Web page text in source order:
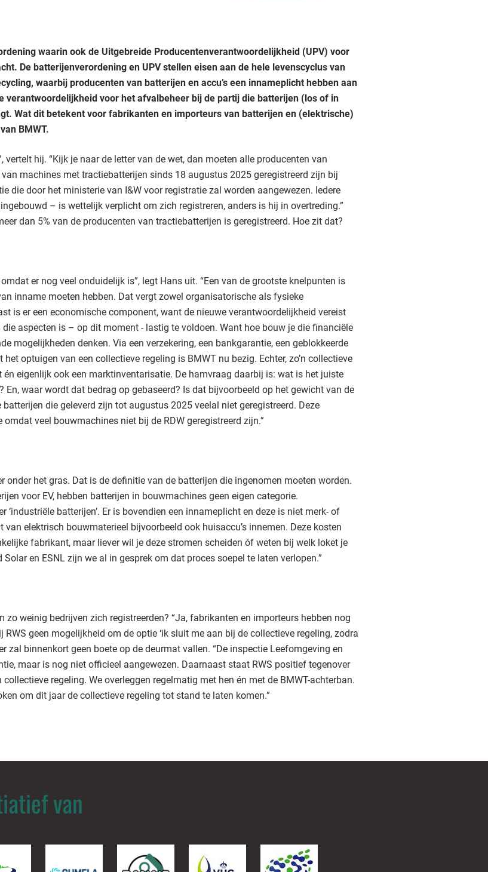
waarin ook de Uitgebreide Producentenverantwoordelijkheid (UPV) voor
De batterijenverordening en UPV stellen eisen aan de hele levenscyclus van
waarbij producenten van batterijen en accu’s een innameplicht hebben aan
verantwoordelijkheid voor het afvalbeheer bij de partij die batterijen (los of in
Wat dit betekent voor fabrikanten en importeurs van batterijen en (elektrische)
BMWT.
vertelt hij. “Kijk je naar de letter van de wet, dan moeten alle producenten van
machines met tractiebatterijen sinds 18 augustus 2025 geregistreerd zijn bij
die door het ministerie van I&W voor registratie zal worden aangewezen. Iedere
– is wettelijk verplicht om zich registreren, anders is hij in overtreding.”
dan 5% van de producenten van tractiebatterijen is geregistreerd. Hoe zit dat?
er nog veel onduidelijk is”, legt Hans uit. “Een van de grootste knelpunten is
inname moeten hebben. Dat vergt zowel organisatorische als fysieke
is er een economische component, want de nieuwe verantwoordelijkheid vereist
aspecten is – op dit moment - lastig te voldoen. Want hoe bouw je die financiële
mogelijkheden denken. Via een verzekering, een bankgarantie, een geblokkeerde
optuigen van een collectieve regeling is BMWT nu bezig. Echter, zo’n collectieve
eigenlijk ook een marktinventarisatie. De hamvraag daarbij is: wat is het juiste
En, waar wordt dat bedrag op gebaseerd? Is dat bijvoorbeeld op het gewicht van de
die geleverd zijn tot augustus 2025 veelal niet geregistreerd. Deze
veel bouwmachines niet bij de RDW geregistreerd zijn.”
onder het gras. Dat is de definitie van de batterijen die ingenomen moeten worden.
voor EV, hebben batterijen in bouwmachines geen eigen categorie.
‘industriële batterijen’. Er is bovendien een innameplicht en deze is niet merk- of
elektrisch bouwmaterieel bijvoorbeeld ook huisaccu’s innemen. Deze kosten
fabrikant, maar liever wil je deze stromen scheiden óf weten bij welk loket je
en ESNL zijn we al in gesprek om dat proces soepel te laten verlopen.”
zo weinig bedrijven zich registreerden? “Ja, fabrikanten en importeurs hebben nog
geen mogelijkheid om de optie ‘ik sluit me aan bij de collectieve regeling, zodra
zal binnenkort geen boete op de deurmat vallen. “De inspectie Leefomgeving en
maar is nog niet officieel aangewezen. Daarnaast staat RWS positief tegenover
regeling. We overleggen regelmatig met hen én met de BMWT-achterban.
om dit jaar de collectieve regeling tot stand te laten komen.”
van